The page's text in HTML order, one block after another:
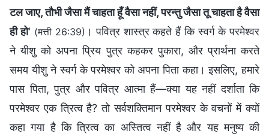
टल जाए, तौभी जैसा मैं चाहता हूँ वैसा नहीं, परन्तु जैसा तू चाहता है वैसा
ही हो' (मत्ती 26:39) । पवित्र शास्त्र कहते हैं कि स्वर्ग के परमेश्वर
ने यीशु को अपना प्रिय पुत्र कहकर पुकारा, और प्रार्थना करते
समय यीशु ने स्वर्ग के परमेश्वर को अपना पिता कहा। इसलिए, हमारे
पास पिता, पुत्र और पवित्र आत्मा हैं—क्या यह नहीं दर्शाता कि
परमेश्वर एक त्रित्व है? तो सर्वशक्तिमान परमेश्वर के वचनों में क्यों
कहा गया है कि त्रित्व का अस्तित्व नहीं है और यह मनुष्य की